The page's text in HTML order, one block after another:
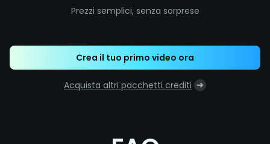
Prezzi semplici, senza sorprese
Crea il tuo primo video ora
Acquista altri pacchetti crediti